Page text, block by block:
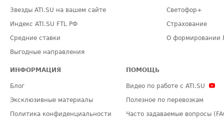
Звезды ATI.SU на вашем сайте
Индекс ATI.SU FTL РФ
Средние ставки
Выгодные направления
Светофор+
Страхование
О формировании
ИНФОРМАЦИЯ
Блог
Эксклюзивные материалы
Политика конфиденциальности
ПОМОЩЬ
Видео по работе с ATI.SU
Полезное по перевозкам
Часто задаваемые вопросы